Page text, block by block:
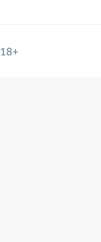
18+